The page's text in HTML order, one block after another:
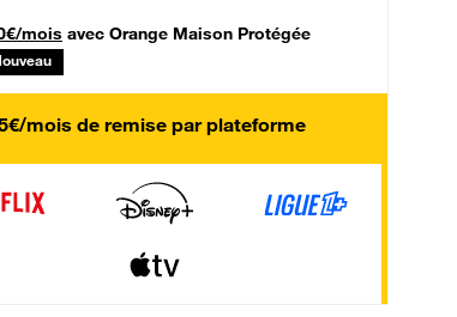
mois avec Orange Maison Protégée
mois de remise par plateforme